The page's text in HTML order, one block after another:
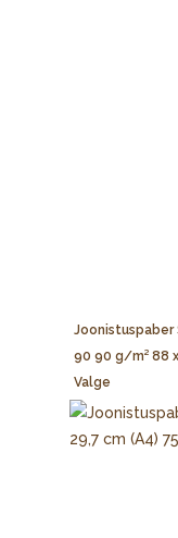
Joonistuspaber
90 90 g/m² 88
Valge